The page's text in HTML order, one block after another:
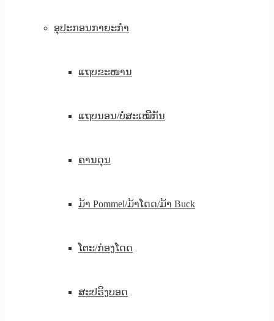
ອຸປະກອນກາຍະກຳ
ແຖບຂະໜານ
ແຖບນອນ/ບໍ່ສະເໝີກັນ
ຄານດຸນ
ມ້າ Pommel/ມ້າໂດດ/ມ້າ Buck
ໂຕະ/ກ່ອງໂດດ
ສະປຣິງບອດ